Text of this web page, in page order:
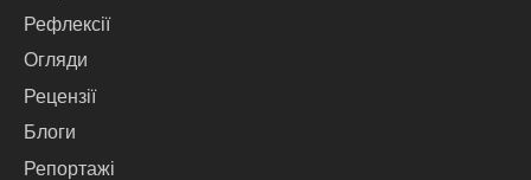
Рефлексії
Огляди
Рецензії
Блоги
Репортажі